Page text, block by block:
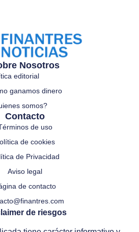
Nosotros
editorial
ganamos dinero
somos?
Contacto
de uso
de cookies
de Privacidad
Aviso legal
de contacto
de riesgos